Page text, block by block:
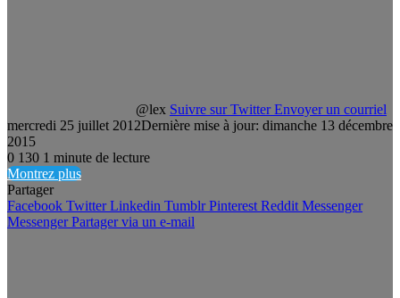
@lex Suivre sur Twitter Envoyer un courriel
mercredi 25 juillet 2012Dernière mise à jour: dimanche 13 décembre
2015
0 130 1 minute de lecture
Montrez plus
Partager
Facebook Twitter Linkedin Tumblr Pinterest Reddit Messenger
Messenger Partager via un e-mail